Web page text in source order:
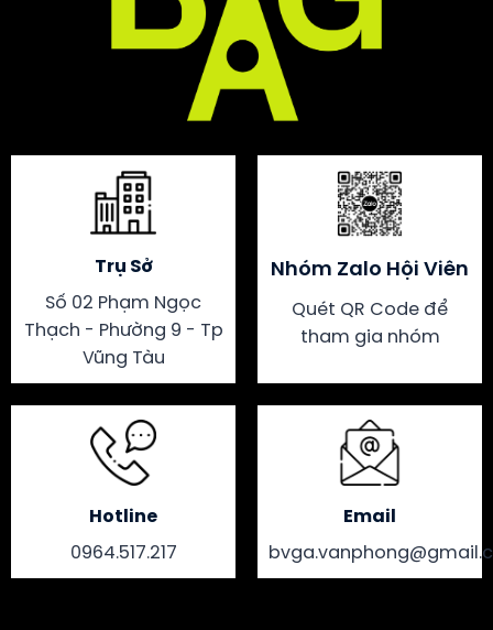
Trụ Sở
Số 02 Phạm Ngọc
Thạch - Phường 9 - Tp
Vũng Tàu
Nhóm Zalo Hội Viên
Quét QR Code để
tham gia nhóm
Hotline
0964.517.217
Email